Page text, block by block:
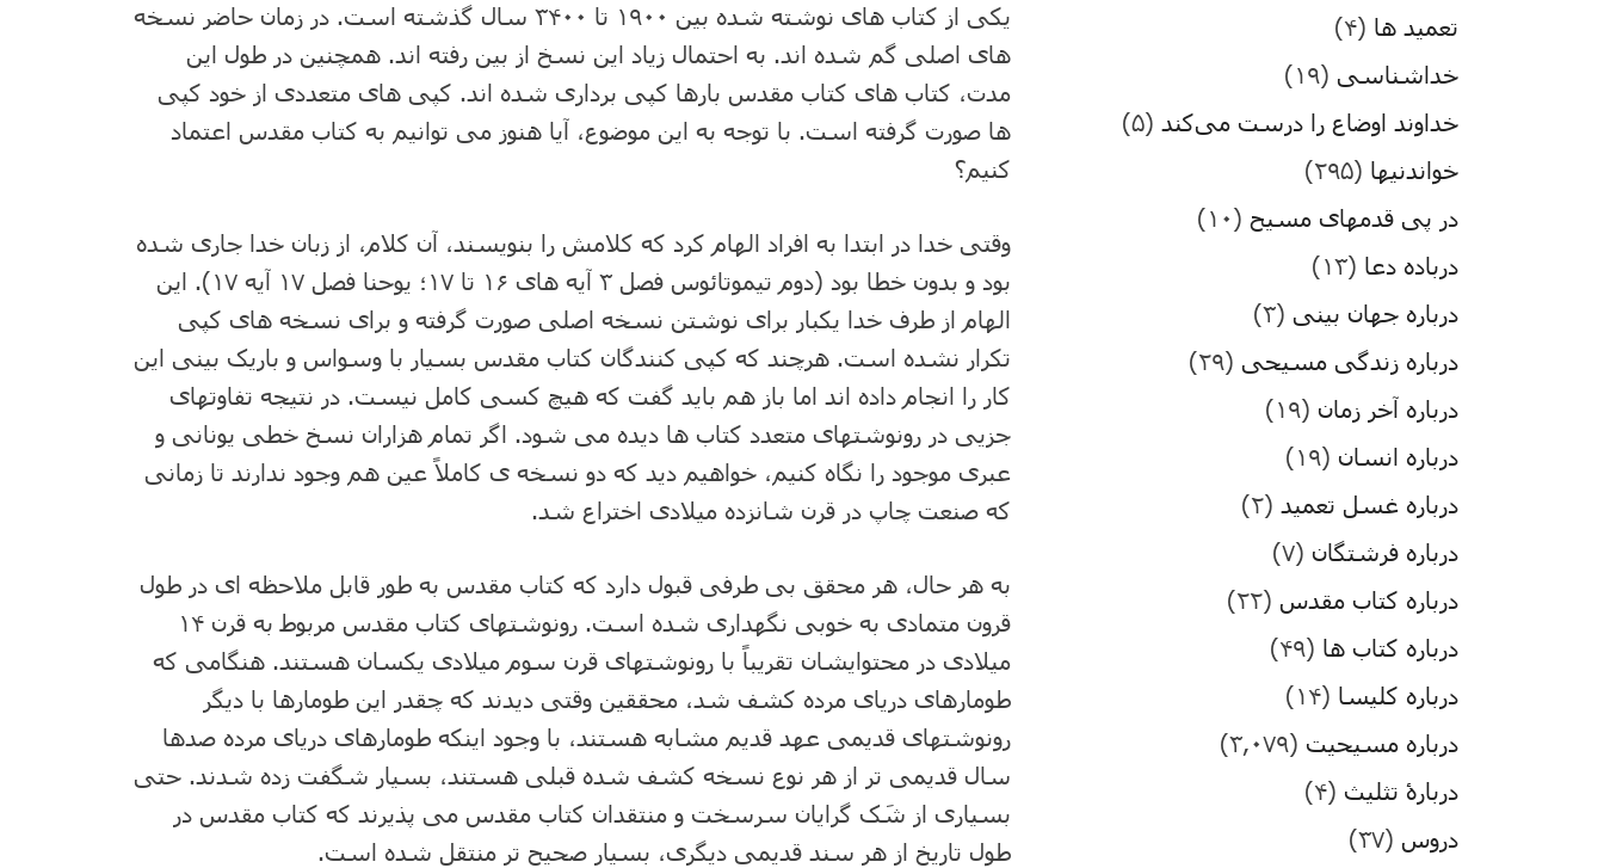
یکی از کتاب های نوشته شده بین ۱۹۰۰ تا ۳۴۰۰ سال گذشته است. در زمان حاضر نسخه
های اصلی گم شده اند. به احتمال زیاد این نسخ از بین رفته اند. همچنین در طول این
مدت، کتاب های کتاب مقدس بارها کپی برداری شده اند. کپی های متعددی از خود کپی
ها صورت گرفته است. با توجه به این موضوع، آیا هنوز می توانیم به کتاب مقدس اعتماد
کنیم؟
وقتی خدا در ابتدا به افراد الهام کرد که کلامش را بنویسند، آن کلام، از زبان خدا جاری شده
بود و بدون خطا بود (دوم تیموتائوس فصل ۳ آیه های ۱۶ تا ۱۷؛ یوحنا فصل ۱۷ آیه ۱۷). این
الهام از طرف خدا یکبار برای نوشتن نسخه اصلی صورت گرفته و برای نسخه های کپی
تکرار نشده است. هرچند که کپی کنندگان کتاب مقدس بسیار با وسواس و باریک بینی این
کار را انجام داده اند اما باز هم باید گفت که هیچ کسی کامل نیست. در نتیجه تفاوتهای
جزیی در رونوشتهای متعدد کتاب ها دیده می شود. اگر تمام هزاران نسخ خطی یونانی و
عبری موجود را نگاه کنیم، خواهیم دید که دو نسخه ی کاملاً عین هم وجود ندارند تا زمانی
که صنعت چاپ در قرن شانزده میلادی اختراع شد.
به هر حال، هر محقق بی طرفی قبول دارد که کتاب مقدس به طور قابل ملاحظه ای در طول
قرون متمادی به خوبی نگهداری شده است. رونوشتهای کتاب مقدس مربوط به قرن ۱۴
میلادی در محتوایشان تقریباً با رونوشتهای قرن سوم میلادی یکسان هستند. هنگامی که
طومارهای دریای مرده کشف شد، محققین وقتی دیدند که چقدر این طومارها با دیگر
رونوشتهای قدیمی عهد قدیم مشابه هستند، با وجود اینکه طومارهای دریای مرده صدها
سال قدیمی تر از هر نوع نسخه کشف شده قبلی هستند، بسیار شگفت زده شدند. حتی
بسیاری از شَک گرایان سرسخت و منتقدان کتاب مقدس می پذیرند که کتاب مقدس در
طول تاریخ از هر سند قدیمی دیگری، بسیار صحیح تر منتقل شده است.
تعمید ها (۴)
خداشناسی (۱۹)
خداوند اوضاع را درست می‌کند (۵)
خواندنیها (۲۹۵)
در پی قدمهای مسیح (۱۰)
درباده دعا (۱۳)
درباره جهان بینی (۳)
درباره زندگی مسیحی (۲۹)
درباره آخر زمان (۱۹)
درباره انسان (۱۹)
درباره غسل تعمید (۲)
درباره فرشتگان (۷)
درباره کتاب مقدس (۲۲)
درباره کتاب ها (۴۹)
درباره کلیسا (۱۴)
درباره مسیحیت (۳,۰۷۹)
دربارۀ تثلیث (۴)
دروس (۳۷)